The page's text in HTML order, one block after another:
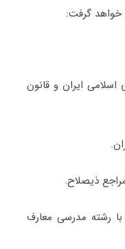
گرفت:
اسلامی ایران و قانون
رشته مدرسی معارف